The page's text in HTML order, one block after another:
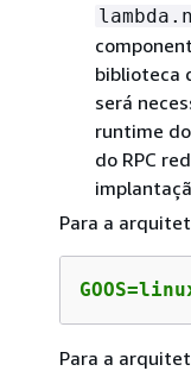
biblioteca
será
runtime
do RPC
Para a
Para a